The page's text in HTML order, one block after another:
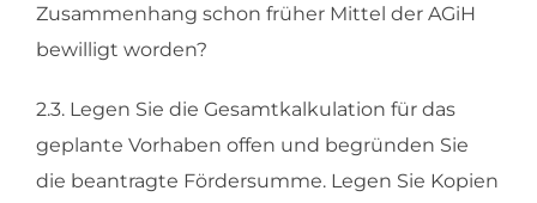
Zusammenhang schon früher Mittel der AGiH
bewilligt worden?
2.3. Legen Sie die Gesamtkalkulation für das
geplante Vorhaben offen und begründen Sie
die beantragte Fördersumme. Legen Sie Kopien